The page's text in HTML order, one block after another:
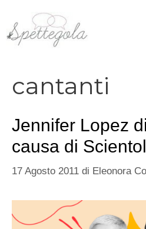
contenuto
cantanti
Jennifer Lopez
causa di
17 Agosto 2011 di Eleonora